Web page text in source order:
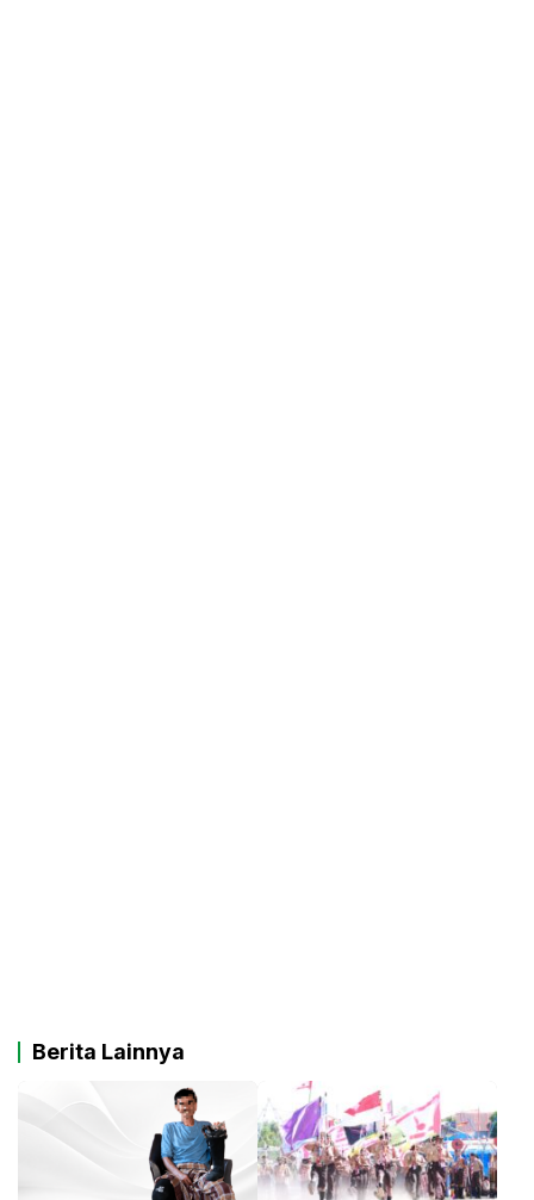
Berita Lainnya